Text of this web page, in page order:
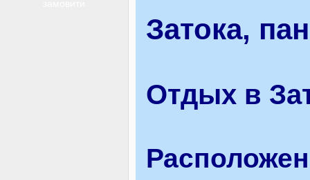
БАЗИ ВІДПОЧИНКУ
ТРАНСФЕР
Затока,
Отдых в